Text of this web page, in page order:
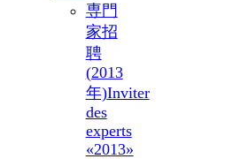
専門
家招
聘
(2013
年)Inviter
des
experts
«2013»